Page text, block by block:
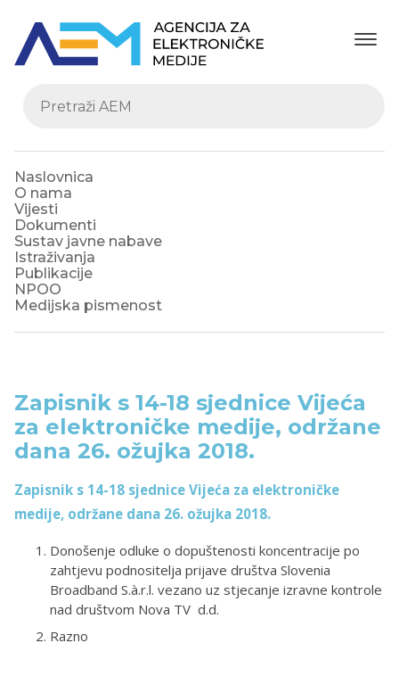
Naslovnica
O nama
Vijesti
Dokumenti
Sustav javne nabave
Istraživanja
Publikacije
NPOO
Medijska pismenost
Zapisnik s 14-18 sjednice Vijeća
za elektroničke medije, održane
dana 26. ožujka 2018.
Zapisnik s 14-18 sjednice Vijeća za elektroničke
medije, održane dana 26. ožujka 2018.
Donošenje odluke o dopuštenosti koncentracije po
zahtjevu podnositelja prijave društva Slovenia
Broadband S.à.r.l. vezano uz stjecanje izravne kontrole
nad društvom Nova TV d.d.
Razno